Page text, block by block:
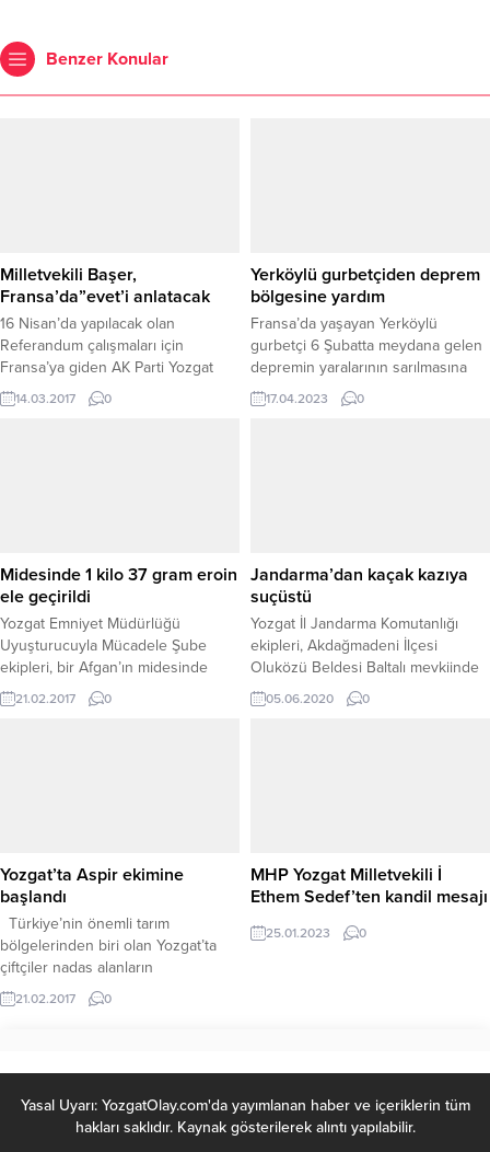
Benzer Konular
Milletvekili Başer,
Fransa’da”evet’i anlatacak
16 Nisan’da yapılacak olan
Referandum çalışmaları için
Fransa’ya giden AK Parti Yozgat
Milletvekili ve Seçim İşleri Başkan
Yardımcısı Yusuf Başer, Lyon ve
birçok ülkesinde yaşanan sıkıntılara
rağmen...
14.03.2017 0
Yerköylü gurbetçiden deprem
bölgesine yardım
Fransa’da yaşayan Yerköylü
gurbetçi 6 Şubatta meydana gelen
depremin yaralarının sarılmasına
yönelik 6 TIR gıda yardımında
bulundu.
17.04.2023 0
Midesinde 1 kilo 37 gram eroin
ele geçirildi
Yozgat Emniyet Müdürlüğü
Uyuşturucuyla Mücadele Şube
ekipleri, bir Afgan’ın midesinde
prezervatif içerisine saklanmış 1
kilo 37 gram eroin ele geçirdi.
yapılan aramada, montunun iç
cebinde siyah renkli poşet
içerisinde...
21.02.2017 0
Jandarma’dan kaçak kazıya
suçüstü
Yozgat İl Jandarma Komutanlığı
ekipleri, Akdağmadeni İlçesi
Oluközü Beldesi Baltalı mevkiinde
kaçak kazı yaptıkları tespit edilen 3
şüpheliyi suçüstü yakaladı.
05.06.2020 0
Yozgat’ta Aspir ekimine
başlandı
Türkiye’nin önemli tarım
bölgelerinden biri olan Yozgat’ta
çiftçiler nadas alanların
değerlendirilmesi, tarlaların boş
kalmaması için aspir bitkisi ekim
ekimi için tarlasını hazır hale
getiren Necati Özer, her yıl aspir
ekimi yaptığını belirterek, bu yıl ise
21.02.2017 0
MHP Yozgat Milletvekili İ
Ethem Sedef’ten kandil mesajı
25.01.2023 0
Yasal Uyarı: YozgatOlay.com'da yayımlanan haber ve içeriklerin tüm
hakları saklıdır. Kaynak gösterilerek alıntı yapılabilir.